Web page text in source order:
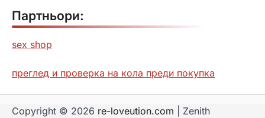
Партньори:
sex shop
преглед и проверка на кола преди покупка
Copyright © 2026 re-loveution.com | Zenith